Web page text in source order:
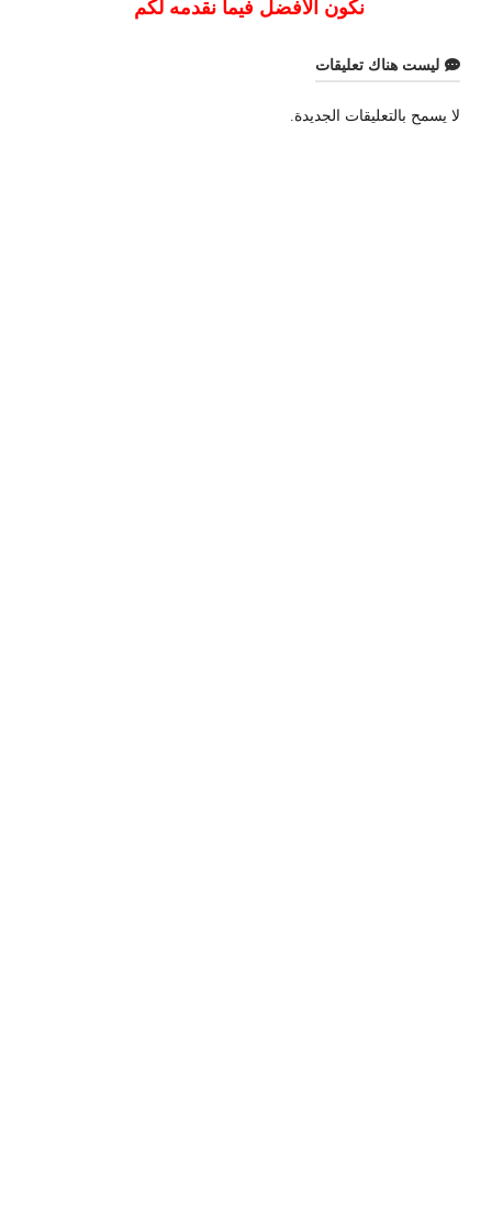
نكون الافضل فيما نقدمه لكم
ليست هناك تعليقات
لا يسمح بالتعليقات الجديدة.